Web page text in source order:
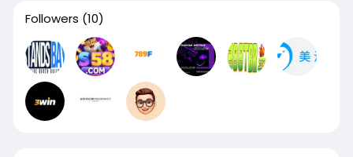
Followers (10)